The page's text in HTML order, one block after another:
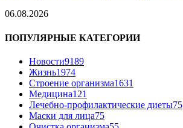
06.08.2026
ПОПУЛЯРНЫЕ КАТЕГОРИИ
Новости9189
Жизнь1974
Строение организма1631
Медицина121
Лечебно-профилактические диеты75
Маски для лица75